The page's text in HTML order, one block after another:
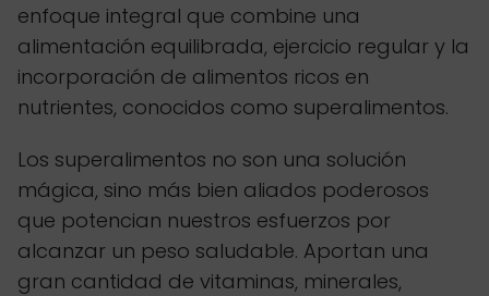
enfoque integral que combine una
alimentación equilibrada, ejercicio regular y la
incorporación de alimentos ricos en
nutrientes, conocidos como superalimentos.
Los superalimentos no son una solución
mágica, sino más bien aliados poderosos
que potencian nuestros esfuerzos por
alcanzar un peso saludable. Aportan una
gran cantidad de vitaminas, minerales,